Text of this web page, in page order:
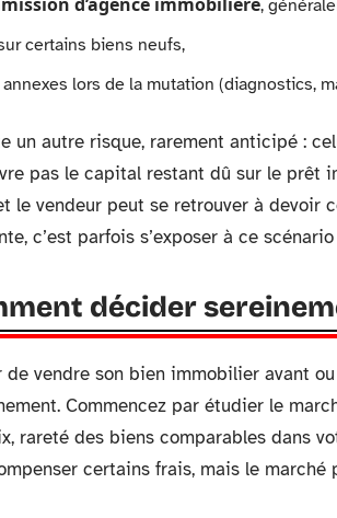
,
certains biens neufs,
annexes lors de la mutation (diagnostics,
un autre risque, rarement anticipé :
pas le capital restant dû sur le prêt
le vendeur peut se retrouver à devoir
c’est parfois s’exposer à ce
décider
de vendre son bien immobilier avant
Commencez par étudier le
rareté des biens comparables dans
certains frais, mais le marché